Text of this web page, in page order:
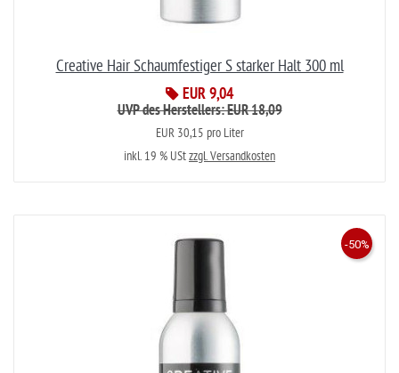
Creative Hair Schaumfestiger S starker Halt 300 ml
EUR 9,04
UVP des Herstellers: EUR 18,09
EUR 30,15 pro Liter
inkl. 19 % UStzzgl. Versandkosten
-50%